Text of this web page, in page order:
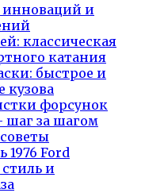
инноваций и
классическая
катания
быстрое и
кузова
форсунок
за шагом
Ford
и